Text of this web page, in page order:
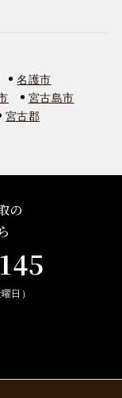
名護市
宮古島市
宮古郡
の
日）